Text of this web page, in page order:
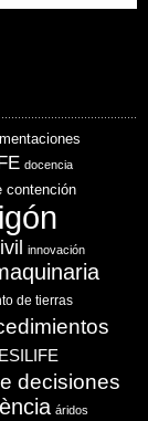
docencia
contención
innovación
de tierras
decisiones
áridos